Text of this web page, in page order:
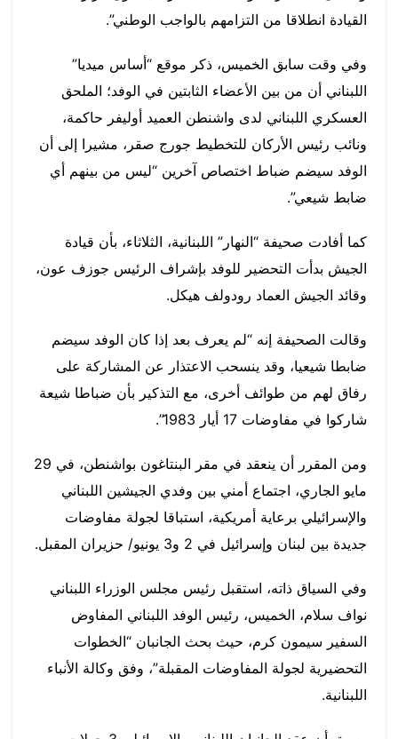
القيادة انطلاقا من التزامهم بالواجب الوطني”.
وفي وقت سابق الخميس، ذكر موقع “أساس ميديا”
اللبناني أن من بين الأعضاء الثابتين في الوفد؛ الملحق
العسكري اللبناني لدى واشنطن العميد أوليفر حاكمة،
ونائب رئيس الأركان للتخطيط جورج صقر، مشيرا إلى أن
الوفد سيضم ضباط اختصاص آخرين “ليس من بينهم أي
ضابط شيعي”.
كما أفادت صحيفة “النهار” اللبنانية، الثلاثاء، بأن قيادة
الجيش بدأت التحضير للوفد بإشراف الرئيس جوزف عون،
وقائد الجيش العماد رودولف هيكل.
وقالت الصحيفة إنه “لم يعرف بعد إذا كان الوفد سيضم
ضابطا شيعيا، وقد ينسحب الاعتذار عن المشاركة على
رفاق لهم من طوائف أخرى، مع التذكير بأن ضباطا شيعة
شاركوا في مفاوضات 17 أيار 1983”.
ومن المقرر أن ينعقد في مقر البنتاغون بواشنطن، في 29
مايو الجاري، اجتماع أمني بين وفدي الجيشين اللبناني
والإسرائيلي برعاية أمريكية، استباقا لجولة مفاوضات
جديدة بين لبنان وإسرائيل في 2 و3 يونيو/ حزيران المقبل.
وفي السياق ذاته، استقبل رئيس مجلس الوزراء اللبناني
نواف سلام، الخميس، رئيس الوفد اللبناني المفاوض
السفير سيمون كرم، حيث بحث الجانبان “الخطوات
التحضيرية لجولة المفاوضات المقبلة”، وفق وكالة الأنباء
اللبنانية.